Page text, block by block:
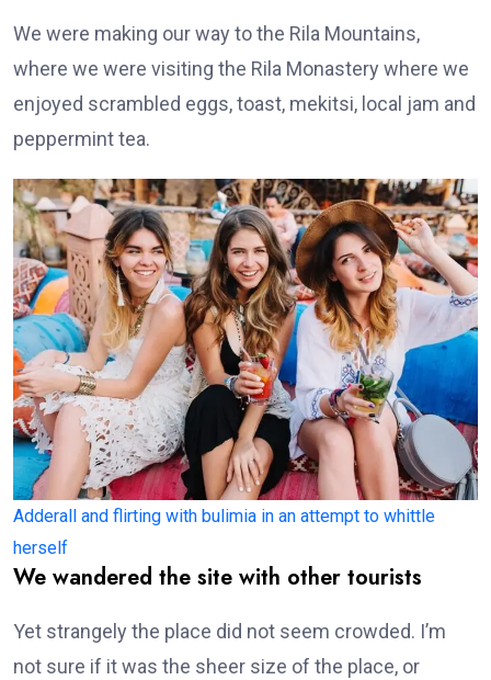
We were making our way to the Rila Mountains,
where we were visiting the Rila Monastery where we
enjoyed scrambled eggs, toast, mekitsi, local jam and
peppermint tea.
Adderall and flirting with bulimia in an attempt to whittle
herself
We wandered the site with other tourists
Yet strangely the place did not seem crowded. I’m
not sure if it was the sheer size of the place, or